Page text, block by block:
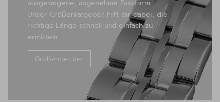
ausgewogene, angenehme Passform.
Unser Größenratgeber hilft dir dabei, die
richtige Länge schnell und einfach zu
ermitteln.
Größenberater